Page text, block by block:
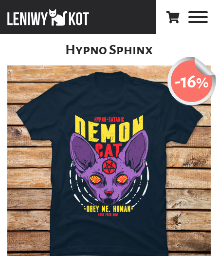
Hypno Sphinx
-16%